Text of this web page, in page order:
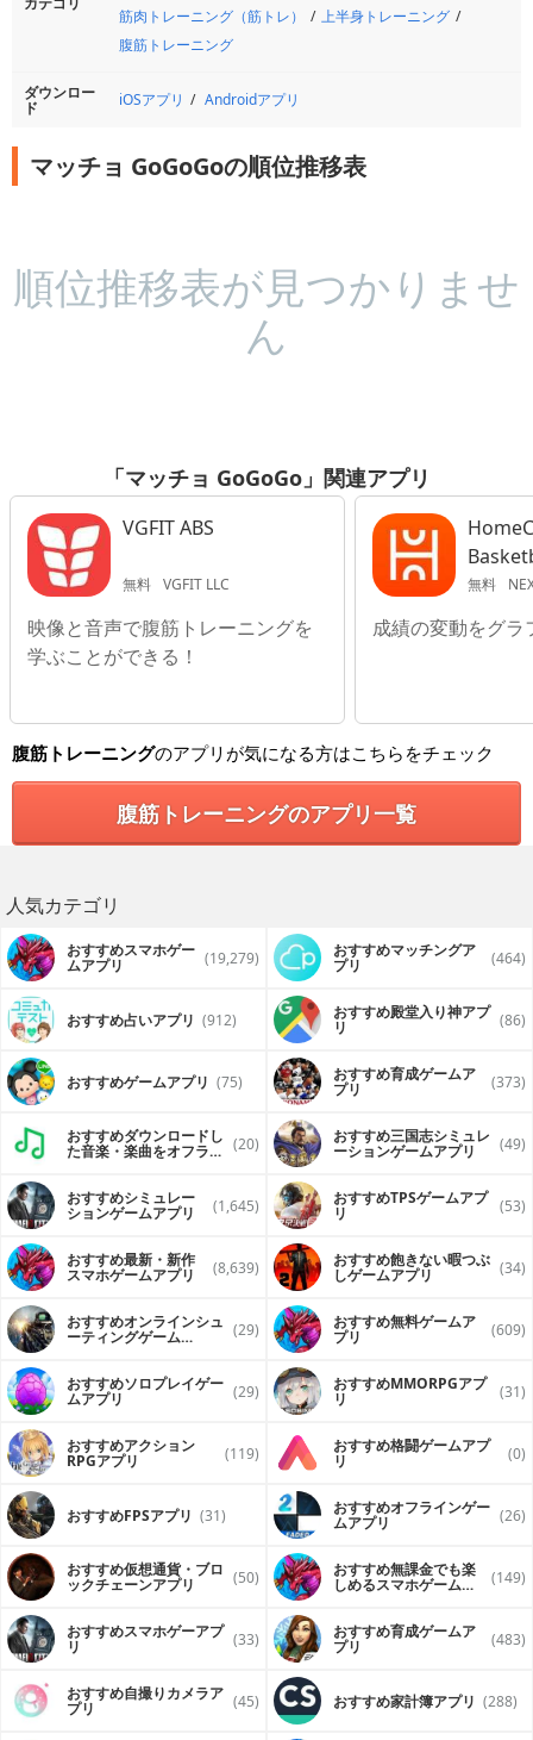
筋肉トレーニング（筋トレ）
上半身トレーニング
腹筋トレーニング
ダウンロー
ド iOSアプリ Androidアプリ
マッチョ GoGoGoの順位推移表
順位推移表が見つかりませ
ん
「マッチョ GoGoGo」関連アプリ
VGFIT ABS
無料 VGFIT LLC
映像と音声で腹筋トレーニングを
学ぶことができる！
無料
成績の変動をグラ
腹筋トレーニングのアプリが気になる方はこちらをチェック
腹筋トレーニングのアプリ一覧
人気カテゴリ
おすすめスマホゲー
ムアプリ (19,279) おすすめマッチングア
プリ (464)
おすすめ占いアプリ (912) おすすめ殿堂入り神アプ
リ (86)
おすすめゲームアプリ (75) おすすめ育成ゲームア
プリ (373)
おすすめダウンロードし
た音楽・楽曲をオフライ (20) おすすめ三国志シミュレ
ーションゲームアプリ (49)
おすすめシミュレー
ションゲームアプリ (1,645) おすすめTPSゲームアプ
リ (53)
おすすめ最新・新作
スマホゲームアプリ (8,639) おすすめ飽きない暇つぶ
しゲームアプリ (34)
おすすめオンラインシュ
ーティングゲーム (29) おすすめ無料ゲームア
プリ (609)
おすすめソロプレイゲー
ムアプリ (29) おすすめ MMORPGアプ
リ (31)
おすすめアクション
RPGアプリ (119) おすすめ格闘ゲームアプ
リ (0)
おすすめFPSアプリ (31) おすすめオフラインゲー
ムアプリ (26)
おすすめ仮想通貨・ブロ
ックチェーンアプリ (50) おすすめ無課金でも楽
しめるスマホゲームア (149)
おすすめスマホゲーアプ
リ (33) おすすめ育成ゲームア
プリ (483)
おすすめ自撮りカメラア
プリ (45) おすすめ家計簿アプリ (288)